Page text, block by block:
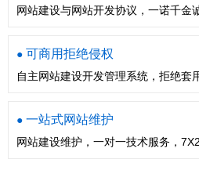
网站建设与网站开发协议，一诺千金
● 可商用拒绝侵权
自主网站建设开发管理系统，拒绝套
● 一站式网站维护
网站建设维护，一对一技术服务，